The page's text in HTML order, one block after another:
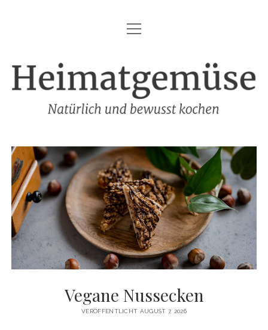
HEIMATGEMÜSE
DAS KOCHBUCH
FOODFOTOGRAFIE
KONTAKT
REZEPTE
IMPRESSUM
DATENSCHUTZ
facebook
pinterestinstagram
amazon
E-
Menü
öffnen
Heimatgemüse
Vegane Nussecken
VERÖFFENTLICHT AUGUST 7, 2026